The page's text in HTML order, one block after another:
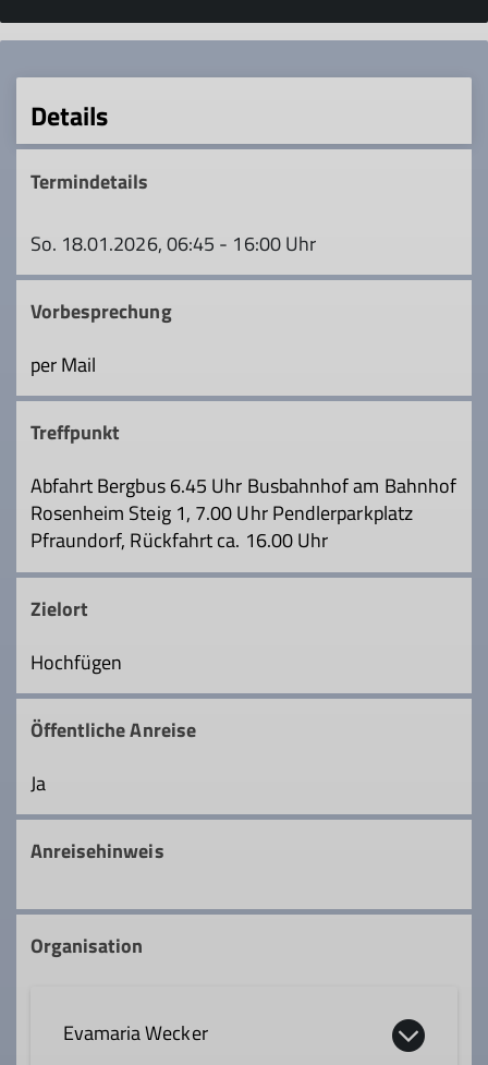
Details
Termindetails
So. 18.01.2026, 06:45 - 16:00 Uhr
Vorbesprechung
per Mail
Treffpunkt
Abfahrt Bergbus 6.45 Uhr Busbahnhof am Bahnhof
Rosenheim Steig 1, 7.00 Uhr Pendlerparkplatz
Pfraundorf, Rückfahrt ca. 16.00 Uhr
Zielort
Hochfügen
Öffentliche Anreise
Ja
Anreisehinweis
Organisation
Evamaria Wecker